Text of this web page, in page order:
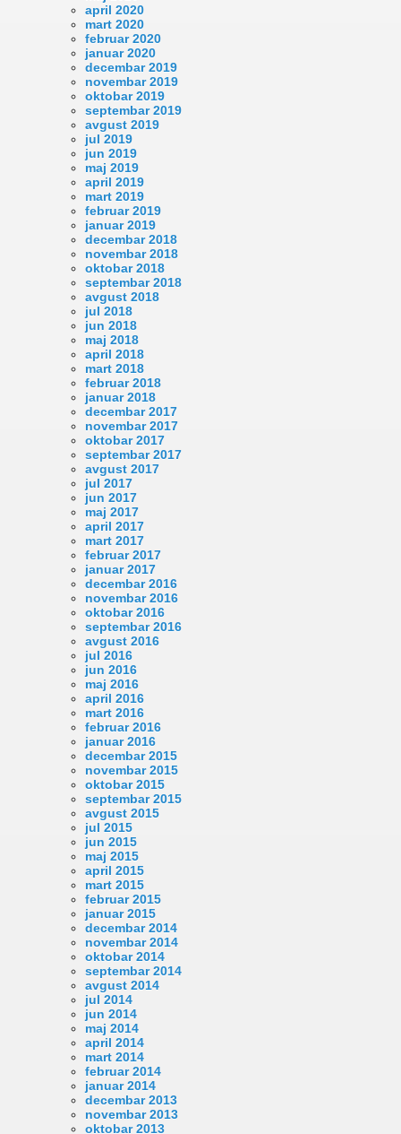
april 2020
mart 2020
februar 2020
januar 2020
decembar 2019
novembar 2019
oktobar 2019
septembar 2019
avgust 2019
jul 2019
jun 2019
maj 2019
april 2019
mart 2019
februar 2019
januar 2019
decembar 2018
novembar 2018
oktobar 2018
septembar 2018
avgust 2018
jul 2018
jun 2018
maj 2018
april 2018
mart 2018
februar 2018
januar 2018
decembar 2017
novembar 2017
oktobar 2017
septembar 2017
avgust 2017
jul 2017
jun 2017
maj 2017
april 2017
mart 2017
februar 2017
januar 2017
decembar 2016
novembar 2016
oktobar 2016
septembar 2016
avgust 2016
jul 2016
jun 2016
maj 2016
april 2016
mart 2016
februar 2016
januar 2016
decembar 2015
novembar 2015
oktobar 2015
septembar 2015
avgust 2015
jul 2015
jun 2015
maj 2015
april 2015
mart 2015
februar 2015
januar 2015
decembar 2014
novembar 2014
oktobar 2014
septembar 2014
avgust 2014
jul 2014
jun 2014
maj 2014
april 2014
mart 2014
februar 2014
januar 2014
decembar 2013
novembar 2013
oktobar 2013